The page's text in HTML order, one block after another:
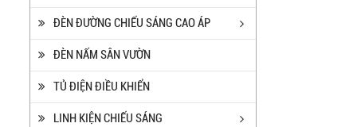
ĐÈN ĐƯỜNG CHIẾU SÁNG CAO ÁP
ĐÈN NẤM SÂN VƯỜN
TỦ ĐIỆN ĐIỀU KHIỂN
LINH KIỆN CHIẾU SÁNG